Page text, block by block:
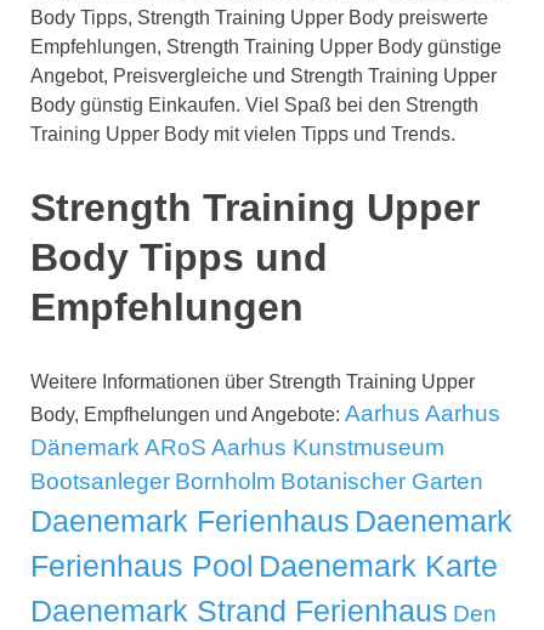
Body Tipps, Strength Training Upper Body preiswerte
Empfehlungen, Strength Training Upper Body günstige
Angebot, Preisvergleiche und Strength Training Upper
Body günstig Einkaufen. Viel Spaß bei den Strength
Training Upper Body mit vielen Tipps und Trends.
Strength Training Upper
Body Tipps und
Empfehlungen
Weitere Informationen über Strength Training Upper
Body, Empfhelungen und Angebote: Aarhus Aarhus
Dänemark ARoS Aarhus Kunstmuseum
Bootsanleger Bornholm Botanischer Garten
Daenemark Ferienhaus Daenemark
Ferienhaus Pool Daenemark Karte
Daenemark Strand Ferienhaus Den